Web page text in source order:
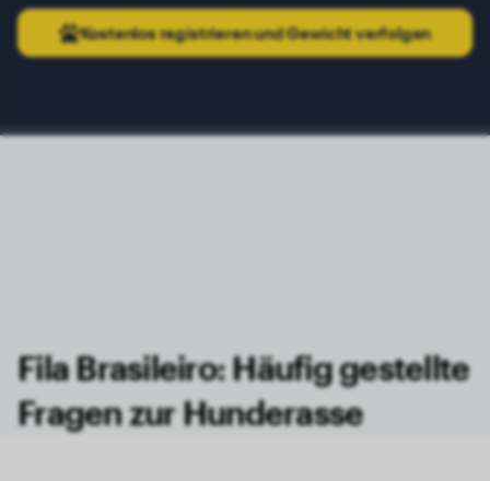
Kostenlos registrieren und Gewicht verfolgen
Fila Brasileiro: Häufig gestellte
Fragen zur Hunderasse